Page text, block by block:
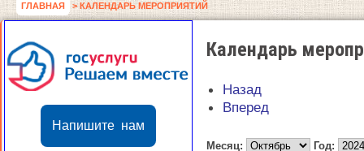
ГЛАВНАЯ > КАЛЕНДАРЬ МЕРОПРИЯТИЙ
Напишите нам
Календарь
Назад
Вперед
Месяц: Год: